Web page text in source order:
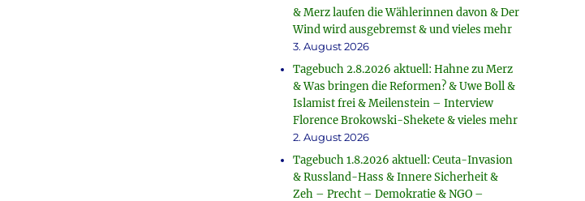
& Merz laufen die Wählerinnen davon & Der
Wind wird ausgebremst & und vieles mehr
3. August 2026
Tagebuch 2.8.2026 aktuell: Hahne zu Merz
& Was bringen die Reformen? & Uwe Boll &
Islamist frei & Meilenstein – Interview
Florence Brokowski-Shekete & vieles mehr
2. August 2026
Tagebuch 1.8.2026 aktuell: Ceuta-Invasion
& Russland-Hass & Innere Sicherheit &
Zeh – Precht – Demokratie & NGO –